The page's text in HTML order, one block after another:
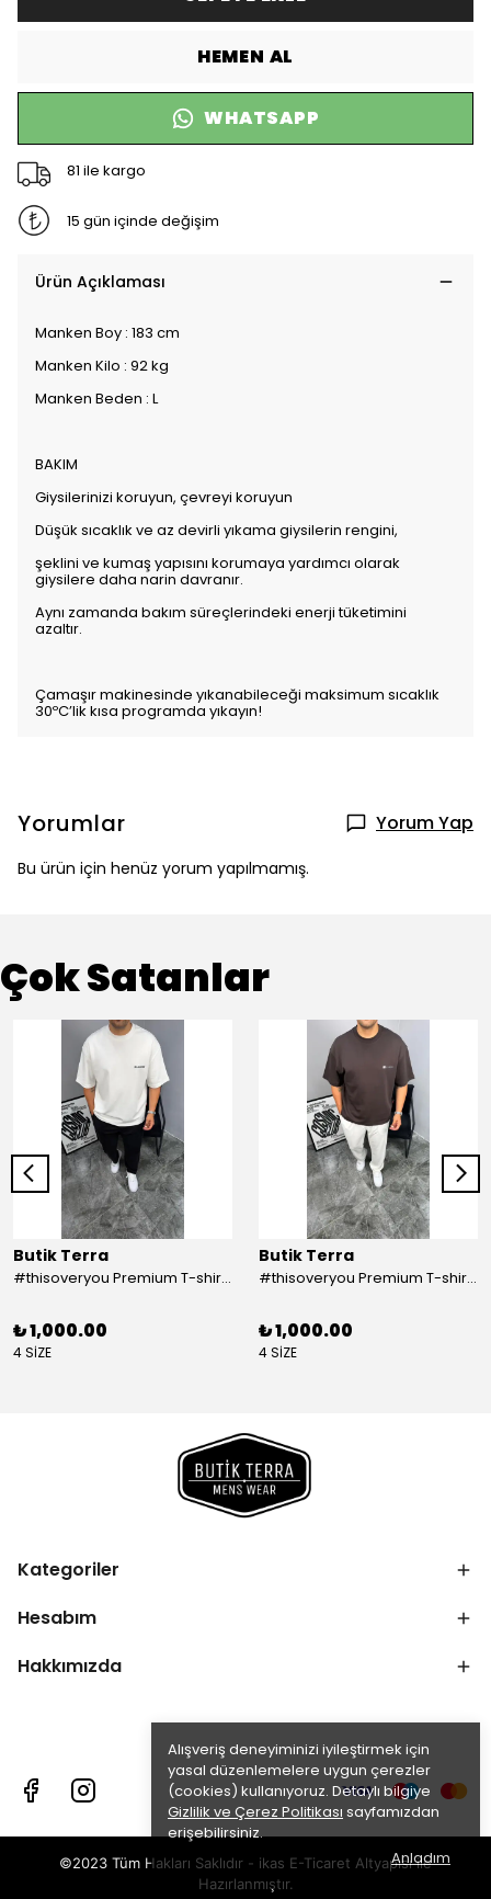
Alışveriş deneyiminizi iyileştirmek için
yasal düzenlemelere uygun çerezler
(cookies) kullanıyoruz. Detaylı bilgiye
Gizlilik ve Çerez Politikası sayfamızdan
erişebilirsiniz.
Anladım
HEMEN AL
WHATSAPP
81 ile kargo
15 gün içinde değişim
Ürün Açıklaması
Manken Boy : 183 cm
Manken Kilo : 92 kg
Manken Beden : L
BAKIM
Giysilerinizi koruyun, çevreyi koruyun
Düşük sıcaklık ve az devirli yıkama giysilerin rengini,
şeklini ve kumaş yapısını korumaya yardımcı olarak
giysilere daha narin davranır.
Aynı zamanda bakım süreçlerindeki enerji tüketimini
azaltır.
Çamaşır makinesinde yıkanabileceği maksimum sıcaklık
30ºC’lik kısa programda yıkayın!
Yorumlar Yorum Yap
Bu ürün için henüz yorum yapılmamış.
Çok Satanlar
Butik Terra
#thisoveryou Premium T-shirt Beyaz
₺ 1,000.00
4 SİZE
Butik Terra
#thisoveryou Premium T-shirt Kahve
₺ 1,000.00
4 SİZE
Kategoriler
Hesabım
Hakkımızda
©2023 Tüm Hakları Saklıdır - ikas E-Ticaret Altyapısı ile
Hazırlanmıştır.